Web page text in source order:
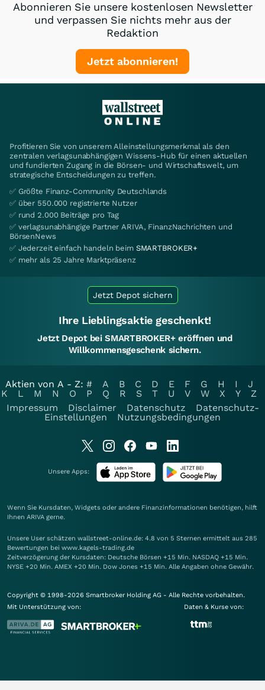
Abonnieren Sie unsere kostenlosen Newsletter
und verpassen Sie nichts mehr aus der
Redaktion
Jetzt abonnieren!
Profitieren Sie von unserem Alleinstellungsmerkmal als den
zentralen verlagsunabhängigen Wissens-Hub für einen aktuellen
und fundierten Zugang in die Börsen- und Wirtschaftswelt, um
strategische Entscheidungen zu treffen.
✅ Größte Finanz-Community Deutschlands
✅ über 550.000 registrierte Nutzer
✅ rund 2.000 Beiträge pro Tag
✅ verlagsunabhängige Partner ARIVA, FinanzNachrichten und
BörsenNews
✅ Jederzeit einfach handeln beim SMARTBROKER+
✅ mehr als 25 Jahre Marktpräsenz
Jetzt Depot sichern
Ihre Lieblingsaktie geschenkt!
Jetzt Depot bei SMARTBROKER+ eröffnen und
Willkommensgeschenk sichern.
Aktien von A - Z: # A B C D E F G H I
J
K
L M N O P Q R S T U V W X Y
Z
Impressum
Disclaimer Datenschutz
Datenschutz-
Einstellungen
Nutzungsbedingungen
Unsere Apps:
Wenn Sie Kursdaten, Widgets oder andere Finanzinformationen benötigen, hilft
Ihnen ARIVA gerne.
Unsere User schätzen wallstreet-online.de: 4.8 von 5 Sternen ermittelt aus 285
Bewertungen bei www.kagels-trading.de
Zeitverzögerung der Kursdaten: Deutsche Börsen +15 Min. NASDAQ +15 Min.
NYSE +20 Min. AMEX +20 Min. Dow Jones +15 Min. Alle Angaben ohne Gewähr.
Copyright © 1998-2026 Smartbroker Holding AG - Alle Rechte vorbehalten.
Mit Unterstützung von:
Daten & Kurse von: